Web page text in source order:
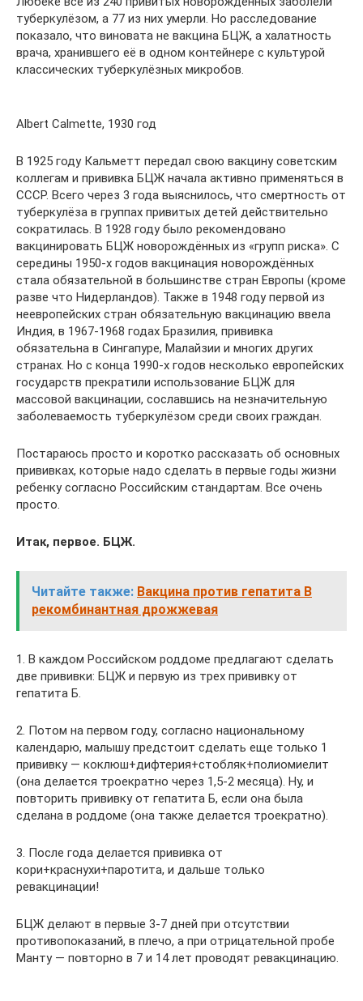
туберкулёзом, а 77 из них умерли. Но расследование
показало, что виновата не вакцина БЦЖ, а халатность
врача, хранившего её в одном контейнере с культурой
классических туберкулёзных микробов.
Albert Calmette, 1930 год
В 1925 году Кальметт передал свою вакцину советским
коллегам и прививка БЦЖ начала активно применяться в
СССР. Всего через 3 года выяснилось, что смертность от
туберкулёза в группах привитых детей действительно
сократилась. В 1928 году было рекомендовано
вакцинировать БЦЖ новорождённых из «групп риска». С
середины 1950-х годов вакцинация новорождённых
стала обязательной в большинстве стран Европы (кроме
разве что Нидерландов). Также в 1948 году первой из
неевропейских стран обязательную вакцинацию ввела
Индия, в 1967-1968 годах Бразилия, прививка
обязательна в Сингапуре, Малайзии и многих других
странах. Но с конца 1990-х годов несколько европейских
государств прекратили использование БЦЖ для
массовой вакцинации, сославшись на незначительную
заболеваемость туберкулёзом среди своих граждан.
Постараюсь просто и коротко рассказать об основных
прививках, которые надо сделать в первые годы жизни
ребенку согласно Российским стандартам. Все очень
просто.
Итак, первое. БЦЖ.
Читайте также: Вакцина против гепатита В
рекомбинантная дрожжевая
1. В каждом Российском роддоме предлагают сделать
две прививки: БЦЖ и первую из трех прививку от
гепатита Б.
2. Потом на первом году, согласно национальному
календарю, малышу предстоит сделать еще только 1
прививку — коклюш+дифтерия+стобляк+полиомиелит
(она делается троекратно через 1,5-2 месяца). Ну, и
повторить прививку от гепатита Б, если она была
сделана в роддоме (она также делается троекратно).
3. После года делается прививка от
кори+краснухи+паротита, и дальше только
ревакцинации!
БЦЖ делают в первые 3-7 дней при отсутствии
противопоказаний, в плечо, а при отрицательной пробе
Манту — повторно в 7 и 14 лет проводят ревакцинацию.